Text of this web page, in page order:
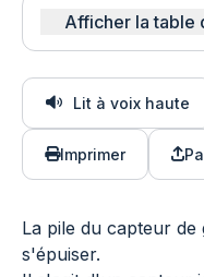
Afficher la table
Lit à voix haute
Imprimer
La pile du capteur
s'épuiser.